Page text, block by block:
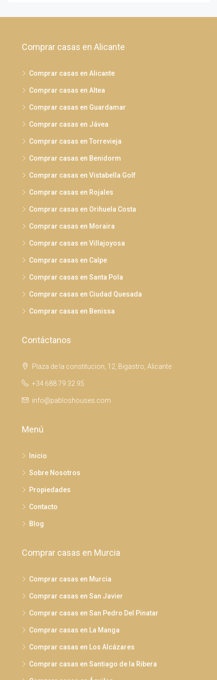
Comprar casas en Alicante
Comprar casas en Alicante
Comprar casas en Altea
Comprar casas en Guardamar
Comprar casas en Jávea
Comprar casas en Torrevieja
Comprar casas en Benidorm
Comprar casas en Vistabella Golf
Comprar casas en Rojales
Comprar casas en Orihuela Costa
Comprar casas en Moraira
Comprar casas en Villajoyosa
Comprar casas en Calpe
Comprar casas en Santa Pola
Comprar casas en Ciudad Quesada
Comprar casas en Benissa
Contáctanos
Plaza de la constitucion, 12, Bigastro, Alicante
+34 688 79 32 95
info@pabloshouses.com
Menú
Inicio
Sobre Nosotros
Propiedades
Contacto
Blog
Comprar casas en Murcia
Comprar casas en Murcia
Comprar casas en San Javier
Comprar casas en San Pedro Del Pinatar
Comprar casas en La Manga
Comprar casas en Los Alcázares
Comprar casas en Santiago de la Ribera